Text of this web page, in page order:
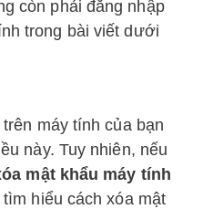
còn phải đăng nhập
trong bài viết dưới
máy tính của bạn
này. Tuy nhiên, nếu
mật khẩu máy tính
hiểu cách xóa mật